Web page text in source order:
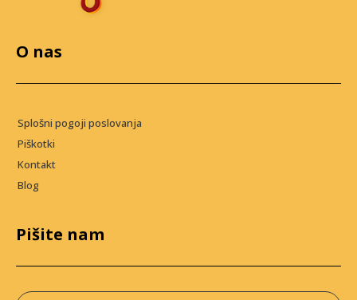
O nas
Splošni pogoji poslovanja
Piškotki
Kontakt
Blog
Pišite nam